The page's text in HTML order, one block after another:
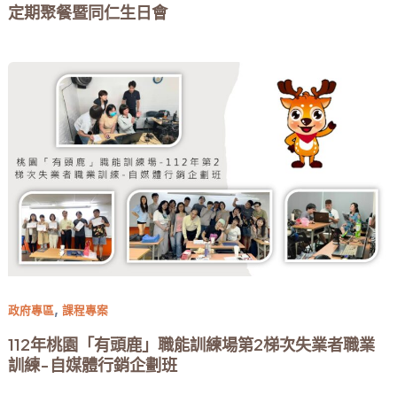
定期聚餐暨同仁生日會
政府專區, 課程專案
112年桃園「有頭鹿」職能訓練場第2梯次失業者職業
訓練-自媒體行銷企劃班